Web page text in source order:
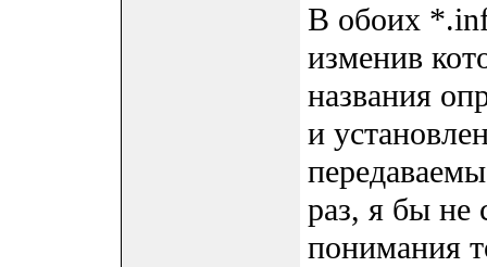
В обоих
изменив
названия
и
раз, я бы не
понимания